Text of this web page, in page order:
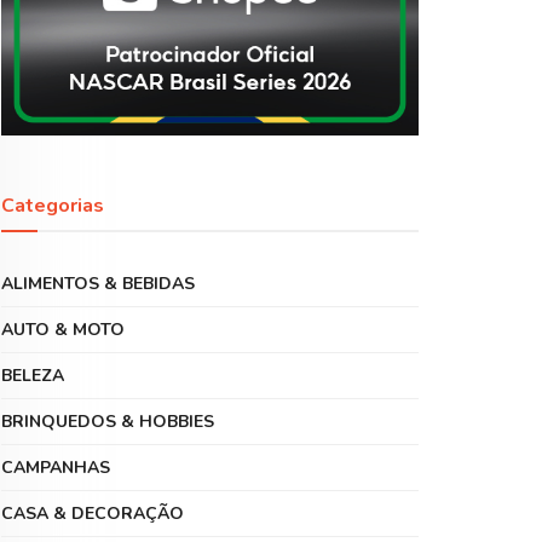
Categorias
ALIMENTOS & BEBIDAS
AUTO & MOTO
BELEZA
BRINQUEDOS & HOBBIES
CAMPANHAS
CASA & DECORAÇÃO